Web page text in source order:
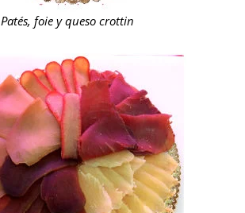
Patés, foie y queso crottin